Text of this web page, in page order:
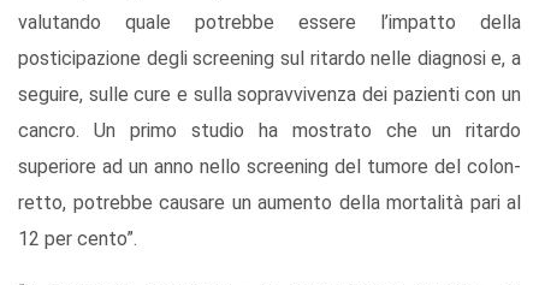
valutando quale potrebbe essere l’impatto della
posticipazione degli screening sul ritardo nelle diagnosi e, a
seguire, sulle cure e sulla sopravvivenza dei pazienti con un
cancro. Un primo studio ha mostrato che un ritardo
superiore ad un anno nello screening del tumore del colon-
retto, potrebbe causare un aumento della mortalità pari al
12 per cento”.